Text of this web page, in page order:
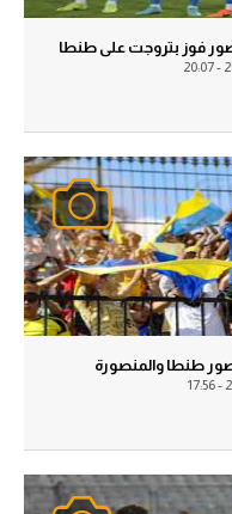
فوز بتروجت على طنطا
طنطا والمنصورة